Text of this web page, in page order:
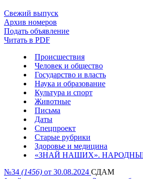
Свежий выпуск
Архив номеров
Подать объявление
Читать в PDF
Происшествия
Человек и общество
Государство и власть
Наука и образование
Культура и спорт
Животные
Письма
Даты
Спецпроект
Старые рубрики
Здоровье и медицина
«ЗНАЙ НАШИХ».
№34 (1456) от 30.08.2024 СДАМ